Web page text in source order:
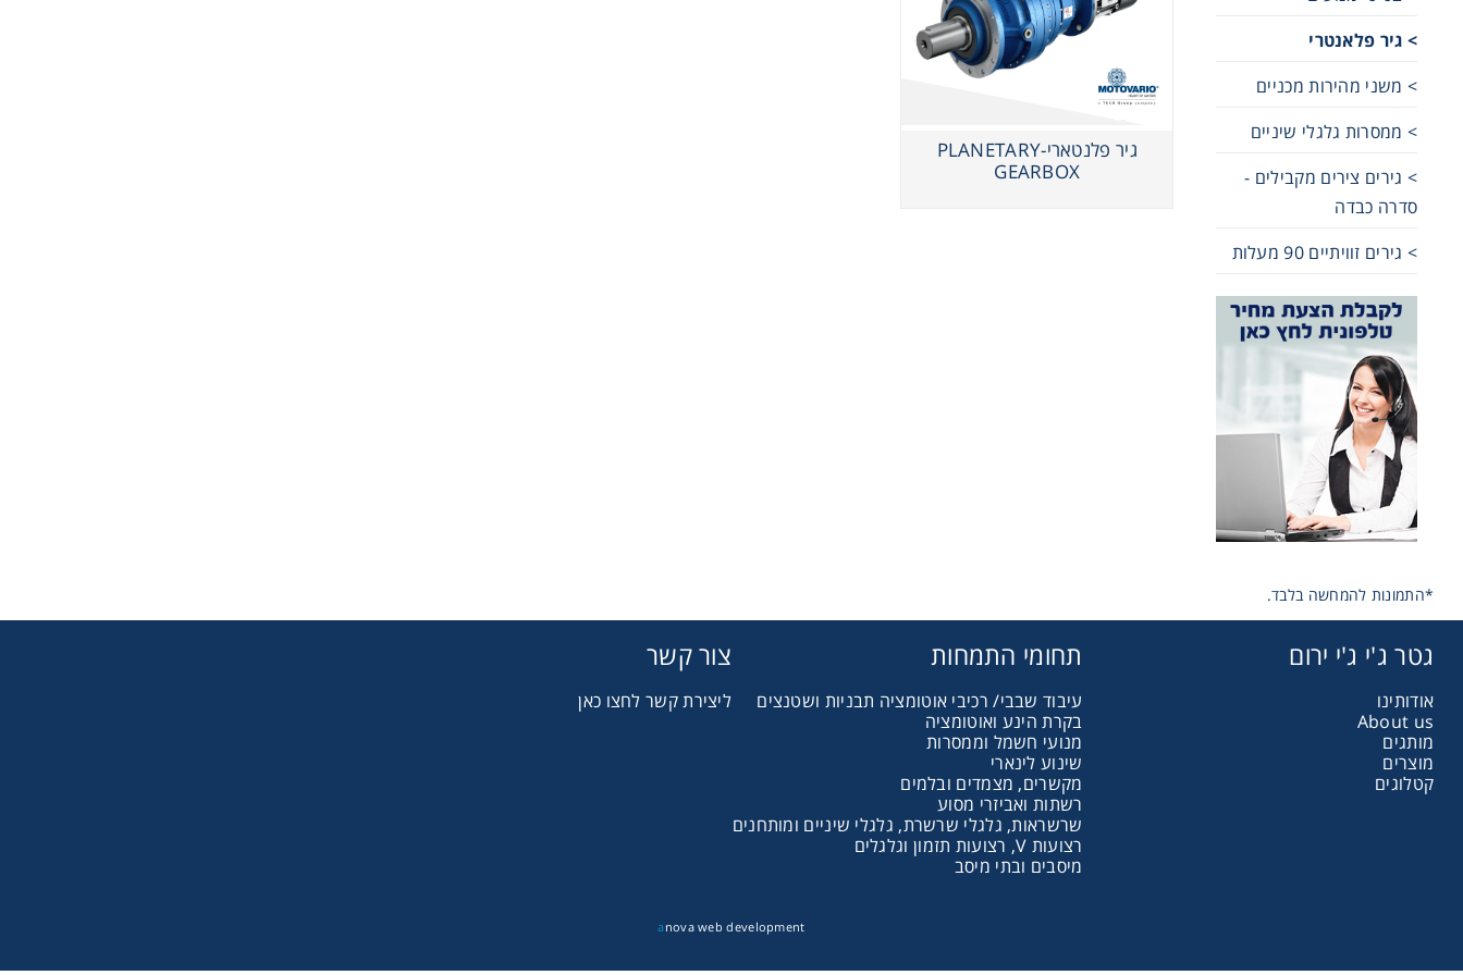
> גיר פלאנטרי
> משני מהירות מכניים
> ממסרות גלגלי שיניים
> גירים צירים מקבילים -
סדרה כבדה
> גירים זוויתיים 90 מעלות
גיר פלנטארי-PLANETARY
GEARBOX
*התמונות להמחשה בלבד.
גטר ג'י ג'י ירום
אודותינו
About us
מותגים
מוצרים
קטלוגים
תחומי התמחות
עיבוד שבבי/ רכיבי אוטומציה תבניות ושטנצים
בקרת הינע ואוטומציה
מנועי חשמל וממסרות
שינוע לינארי
מקשרים, מצמדים ובלמים
רשתות ואביזרי מסוע
שרשראות, גלגלי שרשרת, גלגלי שיניים ומותחנים
רצועות V, רצועות תזמון וגלגלים
מיסבים ובתי מיסב
צור קשר
ליצירת קשר לחצו כאן
a nova web development
שרשראות, גלגלי שרשרת וגלגלי שיניים